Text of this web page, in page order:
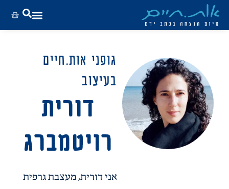
גופני אות.חיים
בעיצוב
דורית
רויטמברג
אני דורית, מעצבת גרפית